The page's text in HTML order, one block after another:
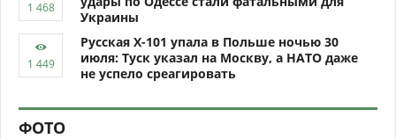
Украины
Русская Х-101 упала в Польше ночью 30
июля: Туск указал на Москву, а НАТО даже
не успело среагировать
ФОТО